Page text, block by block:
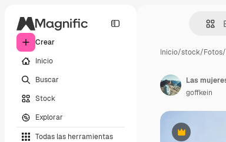
Crear
Inicio
Buscar
Stock
Explorar
Todas las herramientas
Inicio/stock/Fotos/
Premium
goffkein